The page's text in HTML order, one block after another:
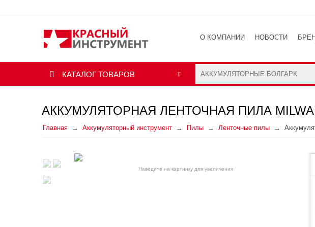
О КОМПАНИИ НОВОСТИ
КАТАЛОГ ТОВАРОВ
АККУМУЛЯТОРНАЯ ЛЕНТОЧНАЯ ПИЛА
Главная Аккумуляторный инструмент Пилы Ленточные пилы
Наведите на картинку для увеличения